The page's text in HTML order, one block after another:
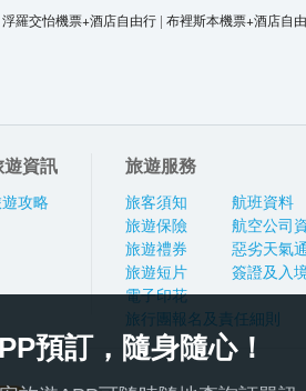
浮羅交怡機票+酒店自由行 | 布裡斯本機票+酒店自
遊資訊
攻略
旅遊服務
旅客須知
旅遊保險
旅遊禮券
旅遊短片
電子印花
航班資料
航空公司
惡劣天氣
簽證及入
旅行團報名及責任細則
預訂，隨身隨心！